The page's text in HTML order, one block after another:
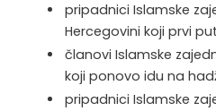
pripadnici Islamske
Hercegovini koji prvi
članovi Islamske
koji ponovo idu na
pripadnici Islamske